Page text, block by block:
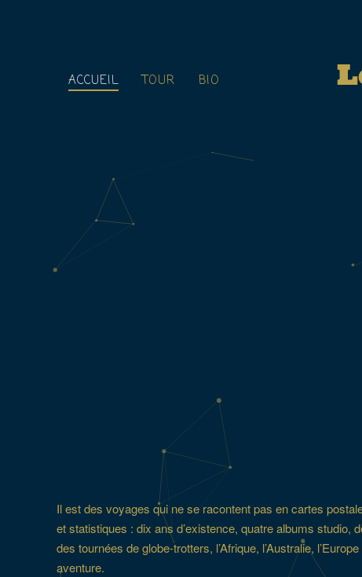
ACCUEIL TOUR BIO
Il est des voyages qui ne se racontent pas en cartes
et statistiques : dix ans d’existence, quatre albums
des tournées de globe-trotters, l’Afrique, l’Australie,
aventure.